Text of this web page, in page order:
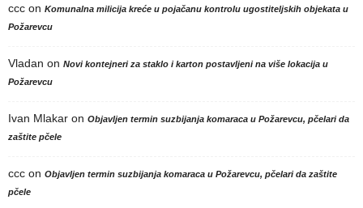
ccc on Komunalna milicija kreće u pojačanu kontrolu ugostiteljskih objekata u
Požarevcu
Vladan on Novi kontejneri za staklo i karton postavljeni na više lokacija u
Požarevcu
Ivan Mlakar on Objavljen termin suzbijanja komaraca u Požarevcu, pčelari da
zaštite pčele
ccc on Objavljen termin suzbijanja komaraca u Požarevcu, pčelari da zaštite
pčele